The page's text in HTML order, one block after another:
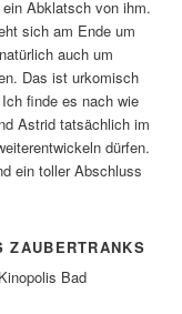
Abklatsch von ihm.
sich am Ende um
auch um
Das ist urkomisch
finde es nach wie
Astrid tatsächlich im
dürfen.
ein toller Abschluss
ZAUBERTRANKS
Bad